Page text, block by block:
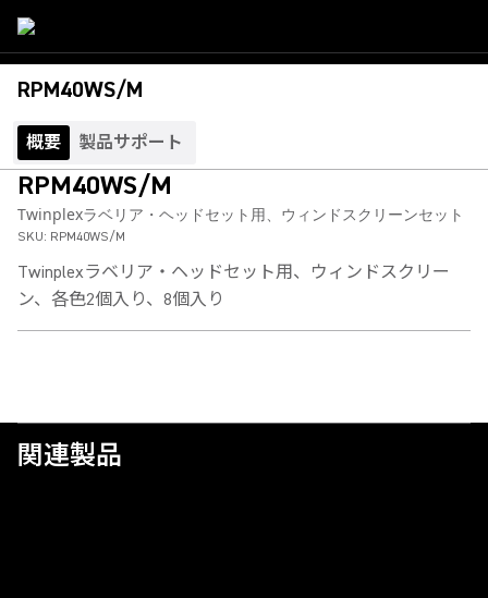
RPM40WS/M
概要 製品サポート
RPM40WS/M
Twinplexラベリア・ヘッドセット用、ウィンドスクリーンセット
SKU: RPM40WS/M
Twinplexラベリア・ヘッドセット用、ウィンドスクリー
ン、各色2個入り、8個入り
関連製品